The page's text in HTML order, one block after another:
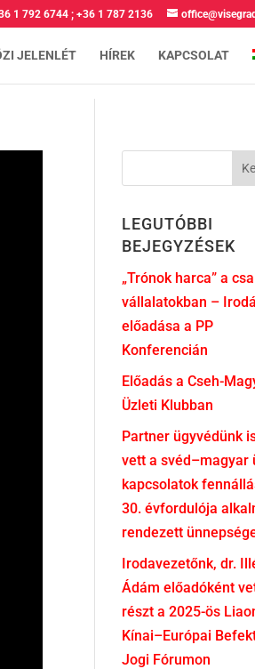
1 792 6744; +36 1 787 2136
JELENLÉT HÍREK KAPCSOLAT
LEGUTÓBBI
BEJEGYZÉSEK
„Trónok harca” a
vállalatokban –
előadása a PP
Konferencián
Előadás a Cseh-
Üzleti Klubban
Partner ügyvédünk
vett a svéd–magyar
kapcsolatok
30. évfordulója
rendezett
Irodavezetőnk, dr.
Ádám előadóként
részt a 2025-ös
Kínai–Európai
Jogi Fórumon